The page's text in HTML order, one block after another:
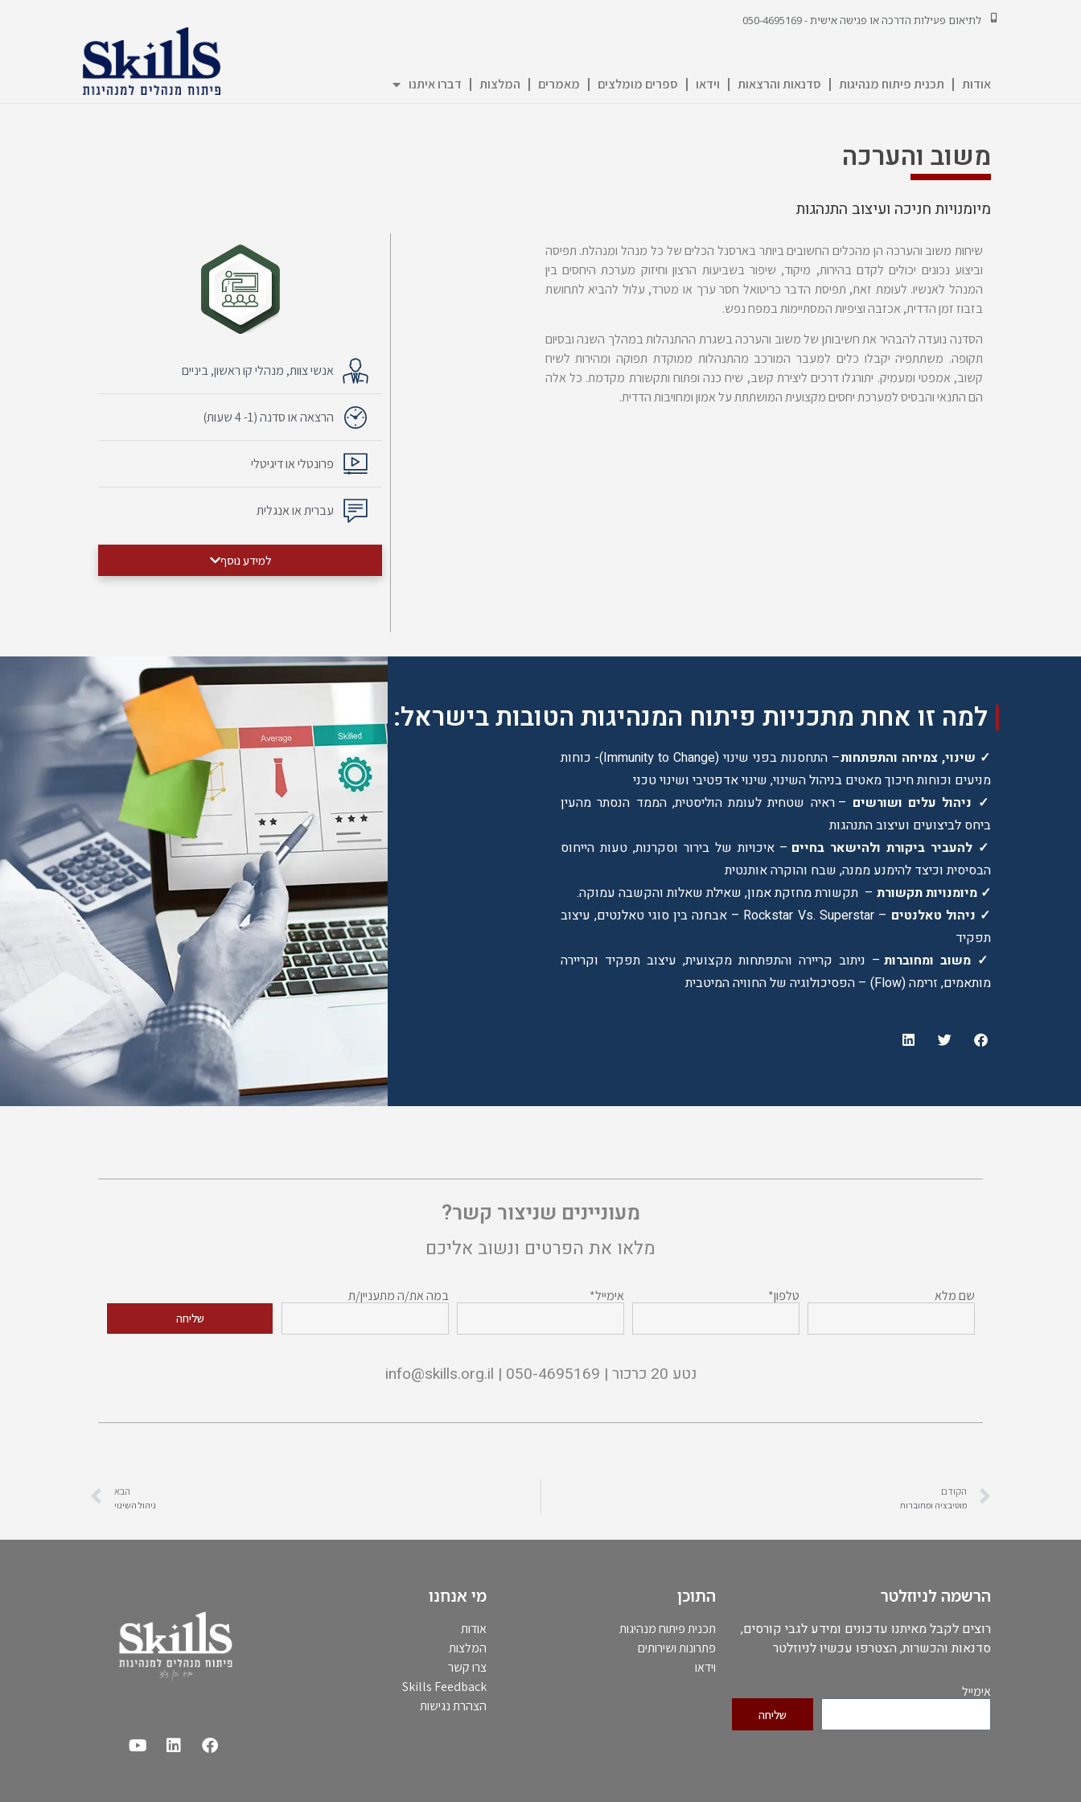
לתיאום פעילות הדרכה או פגישה אישית - 050-4695169
אודות תכנית פיתוח מנהיגות סדנאות והרצאות וידאו ספרים מומלצים מאמרים המלצות דברו איתנו
משוב והערכה
מיומנויות חניכה ועיצוב התנהגות
שיחות משוב והערכה הן מהכלים החשובים ביותר בארסנל הכלים של כל מנהל ומנהלת. תפיסה
וביצוע נכונים יכולים לקדם בהירות, מיקוד, שיפור בשביעות הרצון וחיזוק מערכת היחסים בין
המנהל לאנשיו. לעומת זאת, תפיסת הדבר כריטואל חסר ערך או מטרד, עלול להביא לתחושת
בזבוז זמן הדדית, אכזבה וציפיות המסתיימות במפח נפש.
הסדנה נועדה להבהיר את חשיבותן של משוב והערכה בשגרת ההתנהלות במהלך השנה ובסיום
תקופה. משתתפיה יקבלו כלים למעבר המורכב מהתנהלות ממוקדת תפוקה ומהירות לשיח
קשוב, אמפטי ומעמיק. יתורגלו דרכים ליצירת קשב, שיח כנה ופתוח ותקשורת מקדמת. כל אלה
הם התנאי והבסיס למערכת יחסים מקצועית המושתתת על אמון ומחויבות הדדית.
אנשי צוות, מנהלי קו ראשון, ביניים
הרצאה או סדנה (1- 4 שעות)
פרונטלי או דיגיטלי
עברית או אנגלית
למידע נוסף
למה זו אחת מתכניות פיתוח המנהיגות הטובות בישראל:
✓ שינוי, צמיחה והתפתחות
– התחסנות בפני שינוי (Immunity to Change)- כוחות
מניעים וכוחות חיכוך מאטים בניהול השינוי, שינוי אדפטיבי ושינוי טכני
✓ ניהול עלים ושורשים – ראיה שטחית לעומת הוליסטית, הממד הנסתר מהעין
ביחס לביצועים ועיצוב התנהגות
✓ להעביר ביקורת ולהישאר בחיים – איכויות של בירור וסקרנות, טעות הייחוס
הבסיסית וכיצד להימנע ממנה, שבח והוקרה אותנטית
✓ מיומנויות תקשורת – תקשורת מחזקת אמון, שאילת שאלות והקשבה עמוקה.
✓ ניהול טאלנטים
– Rockstar Vs. Superstar – אבחנה בין סוגי טאלנטים, עיצוב
תפקיד
✓ משוב ומחוברות – ניתוב קריירה והתפתחות מקצועית, עיצוב תפקיד וקריירה
מותאמים, זרימה (Flow) – הפסיכולוגיה של החוויה המיטבית
מעוניינים שניצור קשר?
מלאו את הפרטים ונשוב אליכם
שם מלא טלפון* אימייל* במה את/ה מתעניין/ת
שליחה
נטע 20 כרכור | 050-4695169 | info@skills.org.il
הקודם
מוטיבציה ומחוברות
הבא
ניהול השינוי
הרשמה לניוזלטר
רוצים לקבל מאיתנו עדכונים ומידע לגבי קורסים,
סדנאות והכשרות, הצטרפו עכשיו לניוזלטר
אימייל
שליחה
התוכן
תכנית פיתוח מנהיגות
פתרונות ושירותים
וידאו
מי אנחנו
אודות
המלצות
צרו קשר
Skills Feedback
הצהרת נגישות